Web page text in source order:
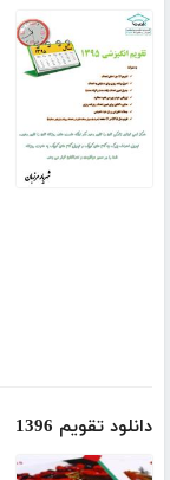
دانلود تقویم 1396